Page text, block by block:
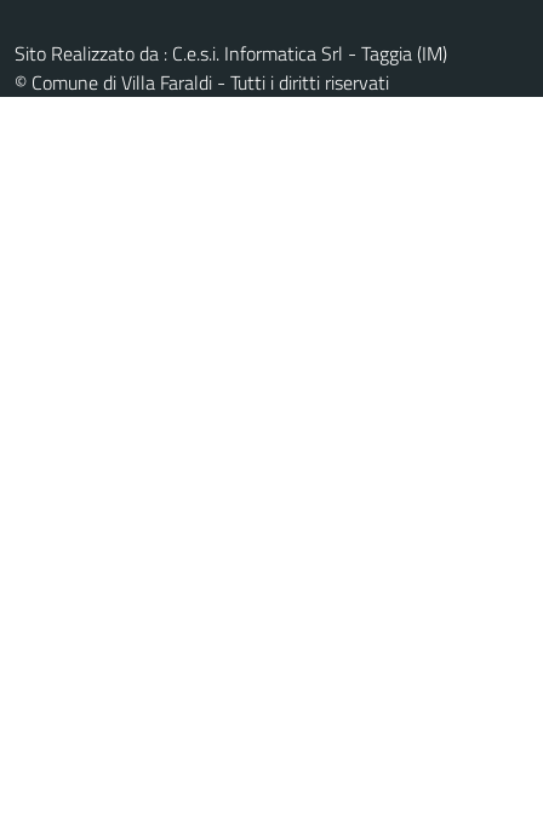
Sito Realizzato da : C.e.s.i. Informatica Srl - Taggia (IM)
© Comune di Villa Faraldi - Tutti i diritti riservati